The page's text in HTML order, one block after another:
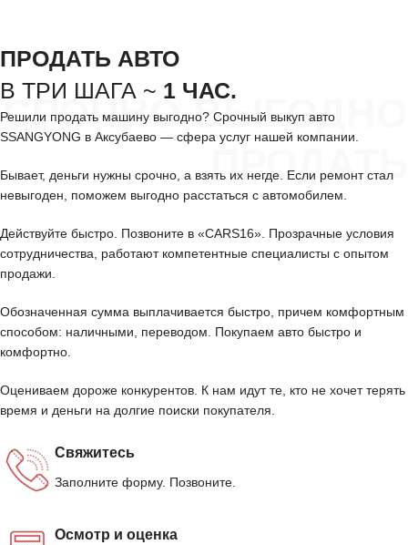
СРОЧНО ВЫГОДНО
ПРОДАТЬ
ПРОДАТЬ АВТО
В ТРИ ШАГА ~ 1 ЧАС.
Решили продать машину выгодно? Срочный выкуп авто
SSANGYONG в Аксубаево — сфера услуг нашей компании.
Бывает, деньги нужны срочно, а взять их негде. Если ремонт стал
невыгоден, поможем выгодно расстаться с автомобилем.
Действуйте быстро. Позвоните в «CARS16». Прозрачные условия
сотрудничества, работают компетентные специалисты с опытом
продажи.
Обозначенная сумма выплачивается быстро, причем комфортным
способом: наличными, переводом. Покупаем авто быстро и
комфортно.
Оцениваем дороже конкурентов. К нам идут те, кто не хочет терять
время и деньги на долгие поиски покупателя.
Свяжитесь
Заполните форму. Позвоните.
Осмотр и оценка